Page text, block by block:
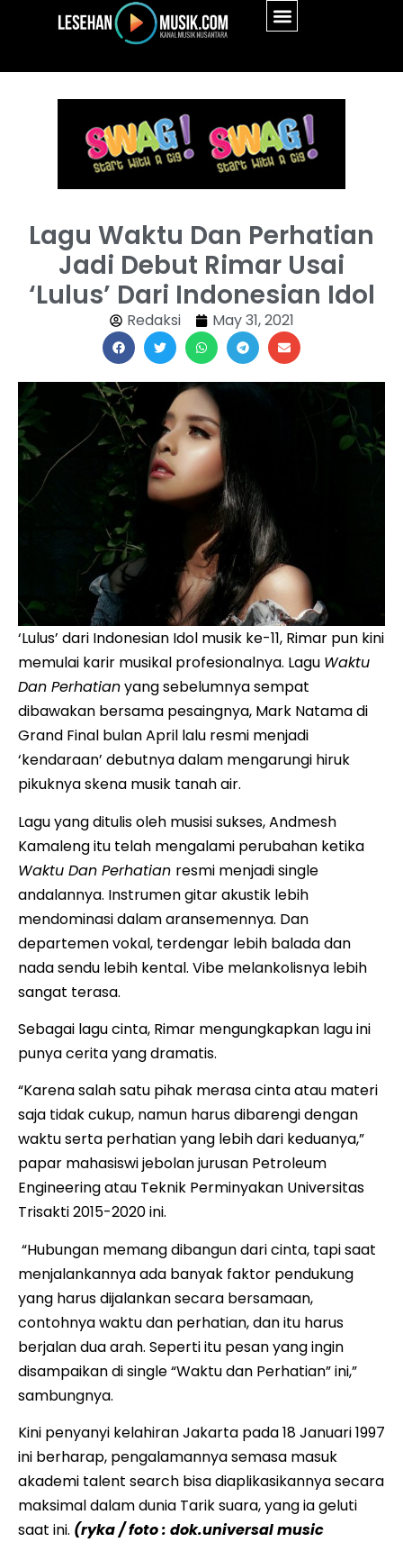
Lagu Waktu Dan Perhatian
Jadi Debut Rimar Usai
‘Lulus’ Dari Indonesian Idol
Redaksi May 31, 2021
‘Lulus’ dari Indonesian Idol musik ke-11, Rimar pun kini
memulai karir musikal profesionalnya. Lagu Waktu
Dan Perhatianyang sebelumnya sempat
dibawakan bersama pesaingnya, Mark Natama di
Grand Final bulan April lalu resmi menjadi
‘kendaraan’ debutnya dalam mengarungi hiruk
pikuknya skena musik tanah air.
Lagu yang ditulis oleh musisi sukses, Andmesh
Kamaleng itu telah mengalami perubahan ketika
Waktu Dan Perhatian resmi menjadi single
andalannya. Instrumen gitar akustik lebih
mendominasi dalam aransemennya. Dan
departemen vokal, terdengar lebih balada dan
nada sendu lebih kental. Vibe melankolisnya lebih
sangat terasa.
Sebagai lagu cinta, Rimar mengungkapkan lagu ini
punya cerita yang dramatis.
“Karena salah satu pihak merasa cinta atau materi
saja tidak cukup, namun harus dibarengi dengan
waktu serta perhatian yang lebih dari keduanya,”
papar mahasiswi jebolan jurusan Petroleum
Engineering atau Teknik Perminyakan Universitas
Trisakti 2015-2020 ini.
“Hubungan memang dibangun dari cinta, tapi saat
menjalankannya ada banyak faktor pendukung
yang harus dijalankan secara bersamaan,
contohnya waktu dan perhatian, dan itu harus
berjalan dua arah. Seperti itu pesan yang ingin
disampaikan di single “Waktu dan Perhatian” ini,”
sambungnya.
Kini penyanyi kelahiran Jakarta pada 18 Januari 1997
ini berharap, pengalamannya semasa masuk
akademi talent search bisa diaplikasikannya secara
maksimal dalam dunia Tarik suara, yang ia geluti
saat ini. (ryka / foto : dok.universal music